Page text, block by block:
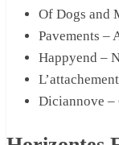
Of Dogs and
Pavements –
Happyend –
Diciannove